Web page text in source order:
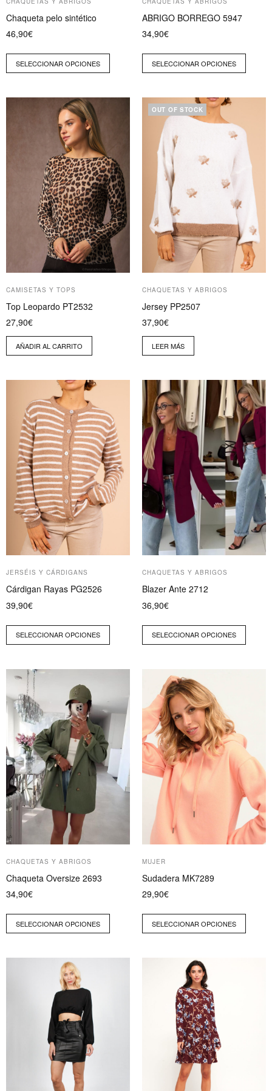
Chaqueta pelo sintético
46,90€
SELECCIONAR OPCIONES
de
producto
ABRIGO BORREGO 5947
34,90€
SELECCIONAR OPCIONES
de
producto
CAMISETAS Y TOPS
Top Leopardo PT2532
27,90€
AÑADIR AL CARRITO
OUT OF STOCK
CHAQUETAS Y ABRIGOS
Jersey PP2507
37,90€
LEER MÁS
JERSÉIS Y CÁRDIGANS
Cárdigan Rayas PG2526
39,90€
SELECCIONAR OPCIONES
producto
tiene
múltiples
variantes.
Las
opciones
pueden
elegir
la
página
de
producto
CHAQUETAS Y ABRIGOS
Blazer Ante 2712
36,90€
SELECCIONAR OPCIONES
Este
producto
tiene
múltiples
variantes.
Las
opciones
se
pueden
elegir
en
la
página
de
producto
CHAQUETAS Y ABRIGOS
Chaqueta Oversize 2693
34,90€
SELECCIONAR OPCIONES
Este
producto
tiene
múltiples
variantes.
Las
opciones
se
pueden
elegir
en
la
página
de
producto
MUJER
Sudadera MK7289
29,90€
SELECCIONAR OPCIONES
producto
tiene
múltiples
variantes.
Las
opciones
pueden
elegir
en
la
página
de
producto
múltiples
variantes.
opciones